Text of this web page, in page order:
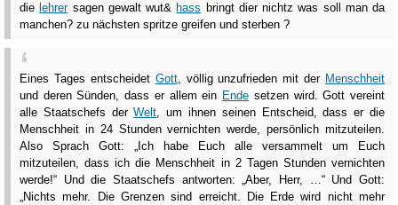
die lehrersagen gewalt wut& hass bringt dier nichtz was soll man da
manchen? zu nächsten spritze greifen und sterben ?
Eines Tages entscheidet Gott, völlig unzufrieden mit der Menschheit
und deren Sünden, dass er allem ein Ende setzen wird. Gott vereint
alle Staatschefs derWelt, um ihnen seinen Entscheid, dass er die
Menschheit in 24 Stunden vernichten werde, persönlich mitzuteilen.
Also Sprach Gott: „Ich habe Euch alle versammelt um Euch
mitzuteilen, dass ich die Menschheit in 2 Tagen Stunden vernichten
werde!“ Und die Staatschefs antworten: „Aber, Herr, …“ Und Gott:
„Nichts mehr. Die Grenzen sind erreicht. Die Erde wird nicht mehr